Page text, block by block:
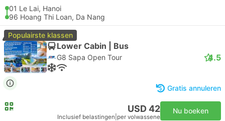
01 Le Lai, Hanoi
96 Hoang Thi Loan, Da Nang
Populairste klassen
Lower Cabin | Bus
G8 Sapa Open Tour 4.5
Gratis annuleren
USD 42
Inclusief belastingen per volwassene
Nu boeken